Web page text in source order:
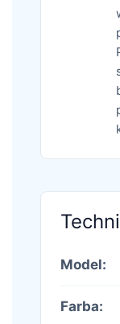
Model:
Farba: